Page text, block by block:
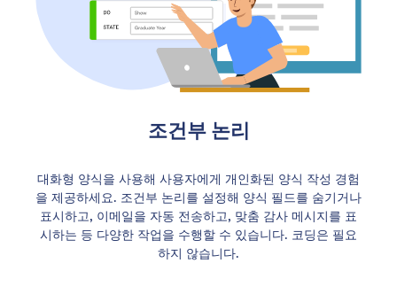
조건부 논리
대화형 양식을 사용해 사용자에게 개인화된 양식 작성 경험
을 제공하세요. 조건부 논리를 설정해 양식 필드를 숨기거나
표시하고, 이메일을 자동 전송하고, 맞춤 감사 메시지를 표
시하는 등 다양한 작업을 수행할 수 있습니다. 코딩은 필요
하지 않습니다.